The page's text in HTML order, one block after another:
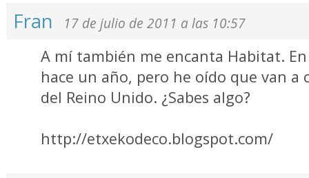
Fran 17 de julio de 2011 a las 10:57
A mí también me encanta Habitat.
hace un año, pero he oído que van a
del Reino Unido. ¿Sabes algo?
http://etxekodeco.blogspot.com/